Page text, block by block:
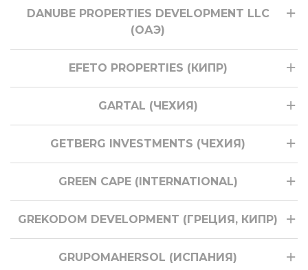
DANUBE PROPERTIES DEVELOPMENT LLC
(ОАЭ)
EFETO PROPERTIES (КИПР)
GARTAL (ЧЕХИЯ)
GETBERG INVESTMENTS (ЧЕХИЯ)
GREEN CAPE (INTERNATIONAL)
GREKODOM DEVELOPMENT (ГРЕЦИЯ, КИПР)
GRUPOMAHERSOL (ИСПАНИЯ)